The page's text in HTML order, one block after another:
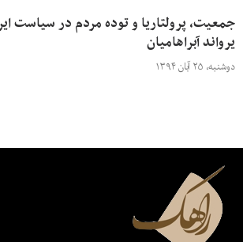
جمعیت، پرولتاریا و توده مردم در سیاست
یرواند آبراهامیان
دوشنبه، ۲۵ آبان ۱۳۹۴